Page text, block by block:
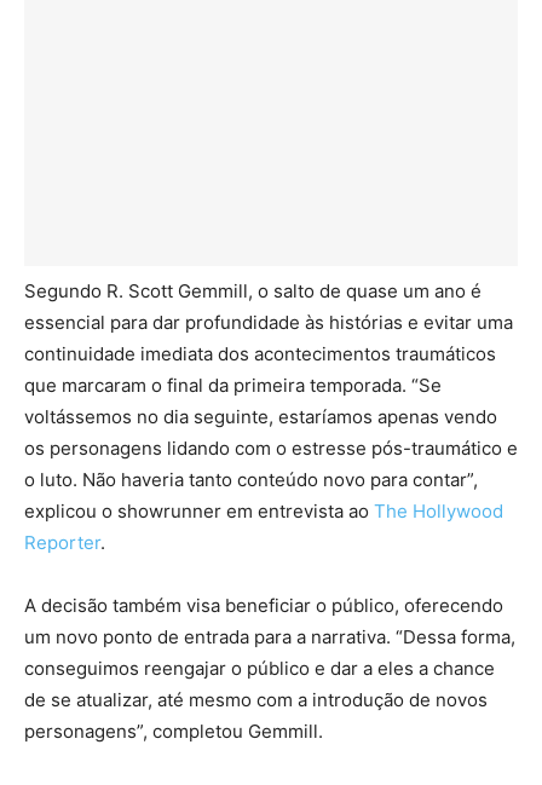
Segundo R. Scott Gemmill, o salto de quase um ano é
essencial para dar profundidade às histórias e evitar uma
continuidade imediata dos acontecimentos traumáticos
que marcaram o final da primeira temporada. “Se
voltássemos no dia seguinte, estaríamos apenas vendo
os personagens lidando com o estresse pós-traumático e
o luto. Não haveria tanto conteúdo novo para contar”,
explicou o showrunner em entrevista ao The Hollywood
Reporter.
A decisão também visa beneficiar o público, oferecendo
um novo ponto de entrada para a narrativa. “Dessa forma,
conseguimos reengajar o público e dar a eles a chance
de se atualizar, até mesmo com a introdução de novos
personagens”, completou Gemmill.